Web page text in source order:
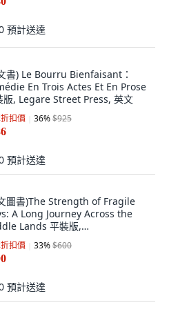
預計送達
書) Le Bourru Bienfaisant：
En Trois Actes Et En Prose
版, Legare Street Press, 英文
扣價 36%$925
預計送達
圖書)The Strength of Fragile
A Long Journey Across the
Lands 平裝版,
Published, 英文
扣價 33%$600
預計送達